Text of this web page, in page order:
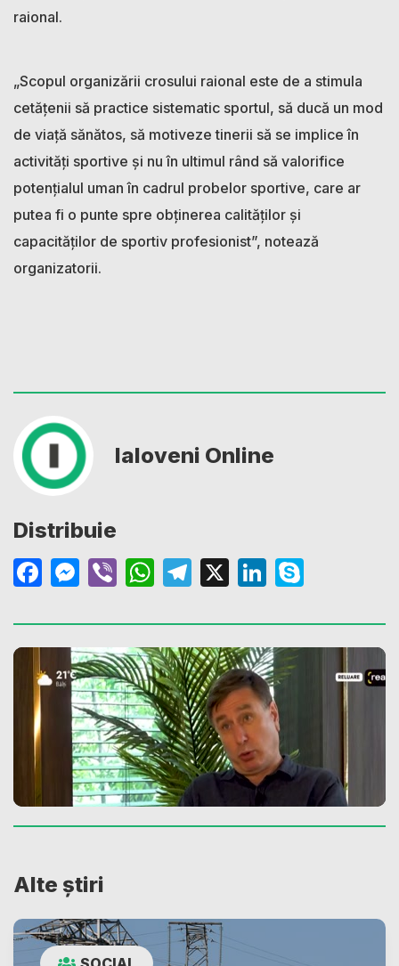
raional.
„Scopul organizării crosului raional este de a stimula
cetățenii să practice sistematic sportul, să ducă un mod
de viață sănătos, să motiveze tinerii să se implice în
activități sportive și nu în ultimul rând să valorifice
potențialul uman în cadrul probelor sportive, care ar
putea fi o punte spre obținerea calităților și
capacităților de sportiv profesionist”, notează
organizatorii.
Ialoveni Online
Distribuie
Facebook
Messenger
ViberWhatsApp
Telegram
X LinkedIn
Alte știri